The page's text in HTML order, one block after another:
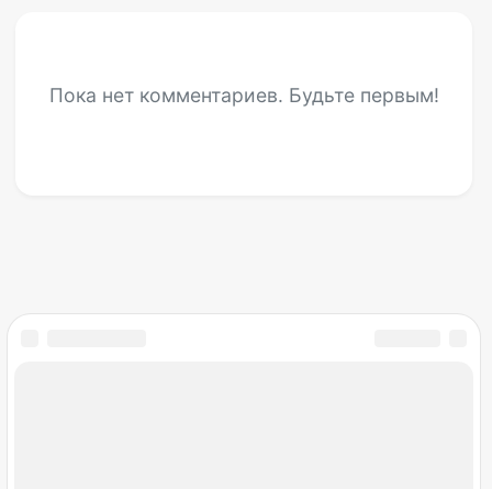
Пока нет комментариев. Будьте первым!